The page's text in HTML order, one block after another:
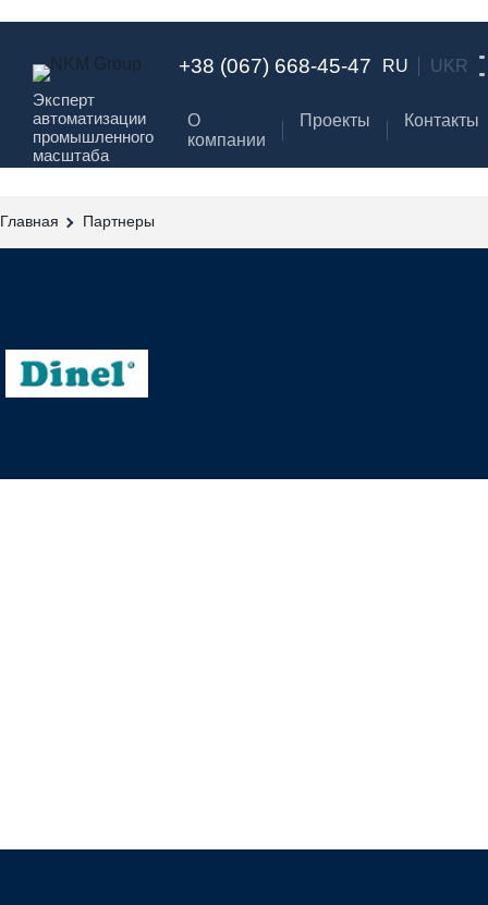
Эксперт
автоматизации
промышленного
масштаба
+38 (067) 668-45-47 RU UKR
О
компании
Проекты Контакты
Главная Партнеры